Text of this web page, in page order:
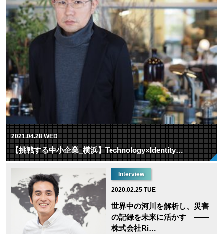
2021.04.28 WED
【挑戦する中小企業_横浜】Technology×Identity…
Interview
2020.02.25 TUE
世界中の河川を解析し、災害
の記録を未来に活かす ——
株式会社Ri…